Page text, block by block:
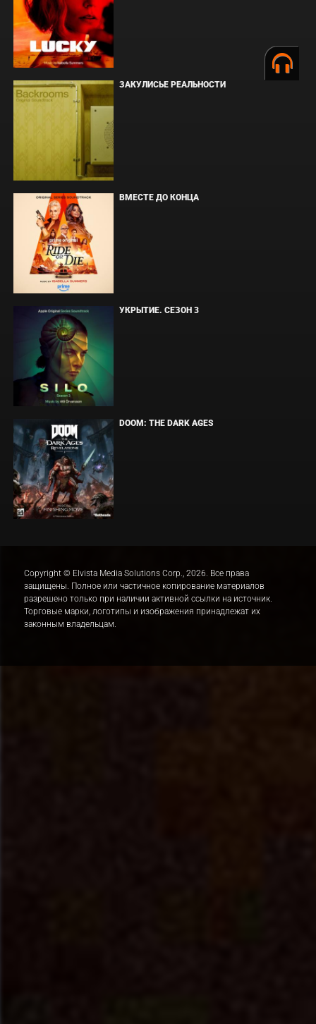
ЗАКУЛИСЬЕ РЕАЛЬНОСТИ
ВМЕСТЕ ДО КОНЦА
УКРЫТИЕ. СЕЗОН 3
DOOM: THE DARK AGES
Copyright © Elvista Media Solutions Corp., 2026. Все права
защищены. Полное или частичное копирование материалов
разрешено только при наличии активной ссылки на источник.
Торговые марки, логотипы и изображения принадлежат их
законным владельцам.